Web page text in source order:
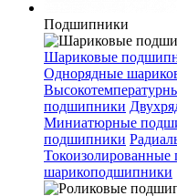
Подшипники
Шариковые
Однорядные
подшипники
Миниатюрные
подшипники
шарикоподшипники